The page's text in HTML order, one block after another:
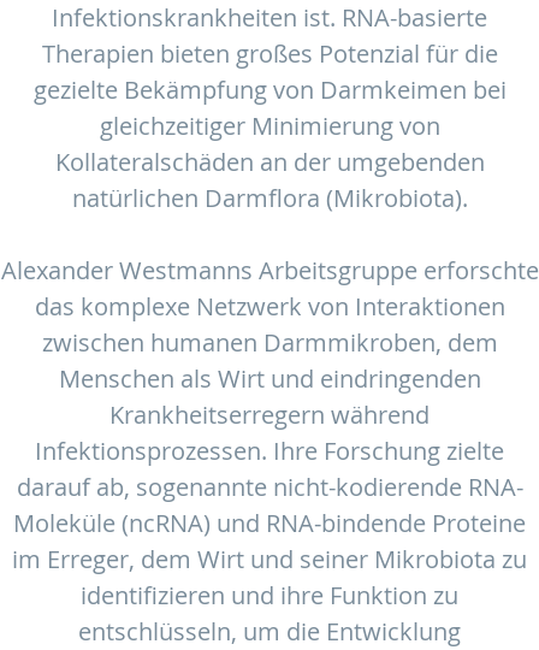
Infektionskrankheiten ist. RNA-basierte
Therapien bieten großes Potenzial für die
gezielte Bekämpfung von Darmkeimen bei
gleichzeitiger Minimierung von
Kollateralschäden an der umgebenden
natürlichen Darmflora (Mikrobiota).
Alexander Westmanns Arbeitsgruppe erforschte
das komplexe Netzwerk von Interaktionen
zwischen humanen Darmmikroben, dem
Menschen als Wirt und eindringenden
Krankheitserregern während
Infektionsprozessen. Ihre Forschung zielte
darauf ab, sogenannte nicht-kodierende RNA-
Moleküle (ncRNA) und RNA-bindende Proteine
im Erreger, dem Wirt und seiner Mikrobiota zu
identifizieren und ihre Funktion zu
entschlüsseln, um die Entwicklung